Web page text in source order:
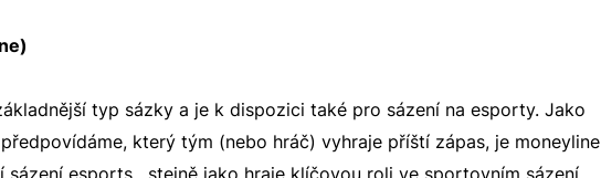
typ sázky a je k dispozici také pro sázení na esporty. Jako
který tým (nebo hráč) vyhraje příští zápas, je moneyline